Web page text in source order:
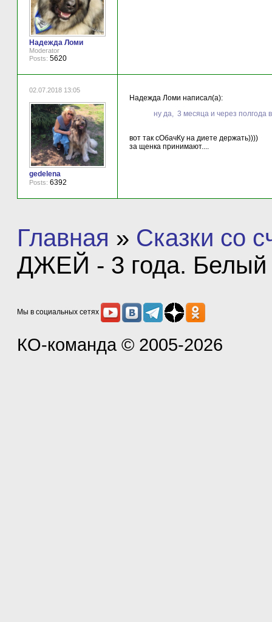
Надежда Ломи
Moderator
Posts: 5620
02.07.2018 13:05
gedelena
Posts: 6392
Надежда Ломи написал(а):
ну да, 3 месяца и через полгода
вот так сОбачКу на диете держать))))
за щенка принимают....
Главная » Сказки со
ДЖЕЙ - 3 года. Белый
Мы в социальных сетях
КО-команда © 2005-2026